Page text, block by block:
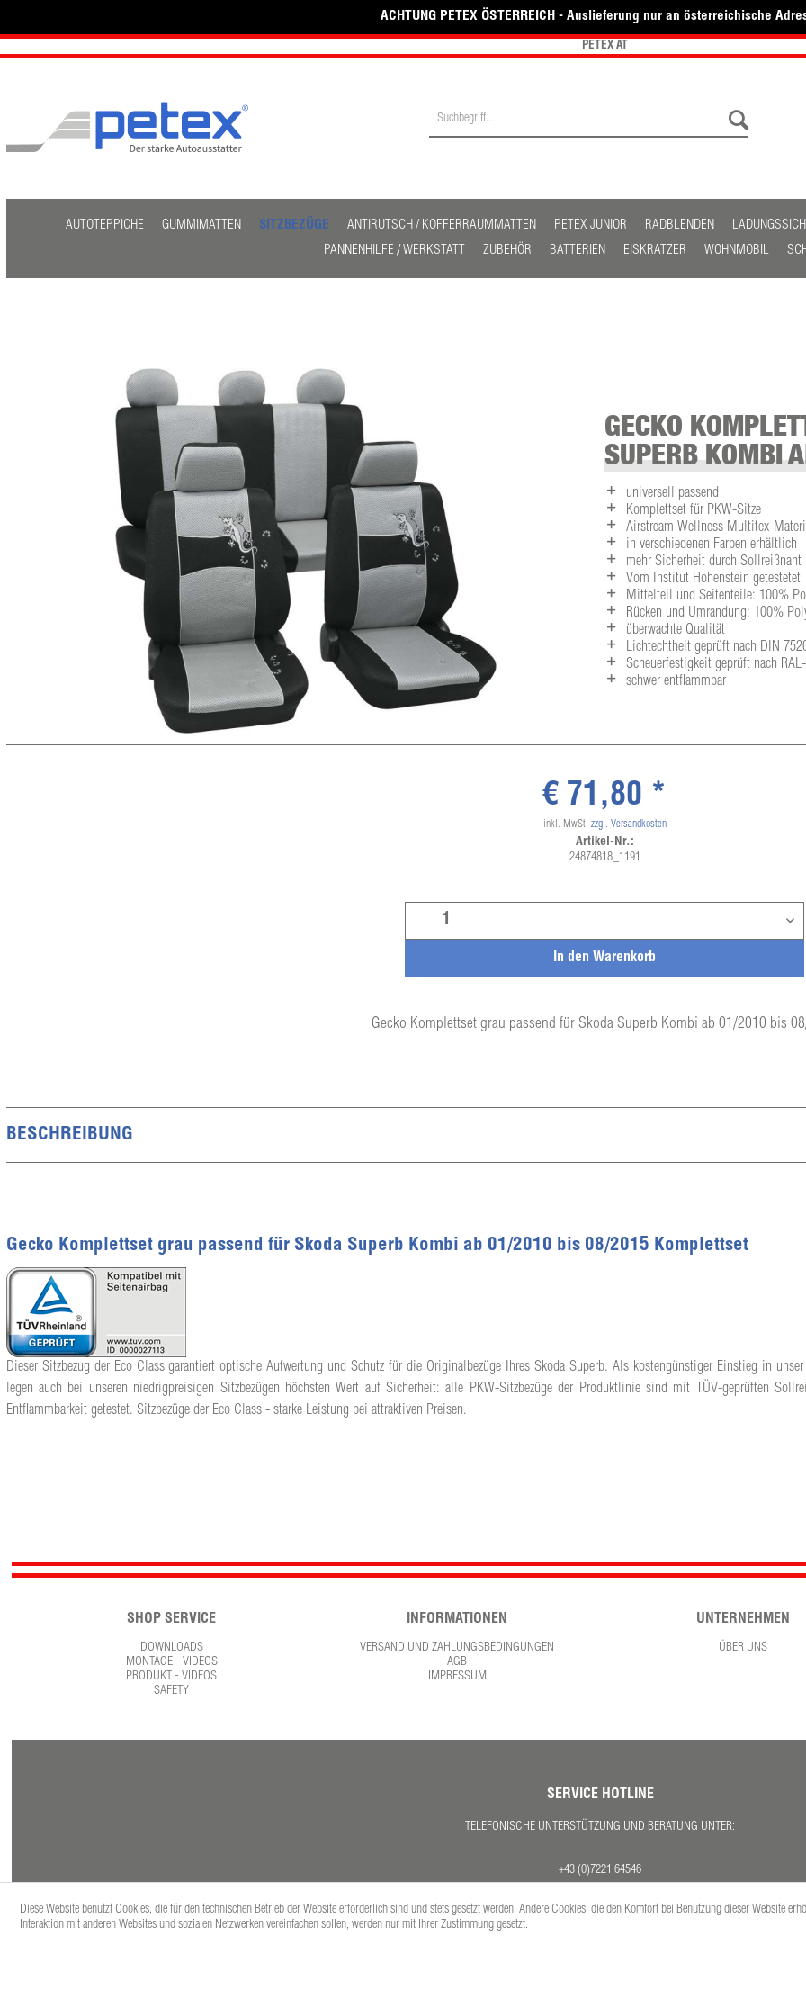
ACHTUNG PETEX ÖSTERREICH - Auslieferung nur an österreichische
PETEX AT
AUTOTEPPICHE GUMMIMATTEN SITZBEZÜGE ANTIRUTSCH / KOFFERRAUMMATTEN PETEX JUNIOR RADBLENDEN
PANNENHILFE / WERKSTATT
ZUBEHÖR BATTERIEN EISKRATZER WOHNMOBIL
GECKO
SUPERB
universell passend
Komplettset für PKW-Sitze
Airstream Wellness Multitex-
in verschiedenen Farben erhältlich
mehr Sicherheit durch Sollreißnaht
Vom Institut Hohenstein getestetet
Mittelteil und Seitenteile: 100%
Rücken und Umrandung: 100%
überwachte Qualität
Lichtechtheit geprüft nach DIN
Scheuerfestigkeit geprüft nach
schwer entflammbar
Gecko Komplettset grau passend für Skoda Superb Kombi ab 01/2010 bis
In den Warenkorb
€ 71,80 *
inkl. MwSt. zzgl. Versandkosten
Artikel-Nr.:
24874818_1191
BESCHREIBUNG
Gecko Komplettset grau passend für Skoda Superb Kombi ab 01/2010 bis 08/2015 Komplettset
Dieser Sitzbezug der Eco Class garantiert optische Aufwertung und Schutz für die Originalbezüge Ihres Skoda Superb. Als kostengünstiger Einstieg in
legen auch bei unseren niedrigpreisigen Sitzbezügen höchsten Wert auf Sicherheit: alle PKW-Sitzbezüge der Produktlinie sind mit TÜV-geprüften
Entflammbarkeit getestet. Sitzbezüge der Eco Class - starke Leistung bei attraktiven Preisen.
SHOP SERVICE
DOWNLOADS
MONTAGE - VIDEOS
PRODUKT - VIDEOS
SAFETY
INFORMATIONEN
VERSAND UND ZAHLUNGSBEDINGUNGEN
AGB
IMPRESSUM
UNTERNEHMEN
ÜBER UNS
SERVICE HOTLINE
TELEFONISCHE UNTERSTÜTZUNG UND BERATUNG UNTER:
+43 (0)7221 64546
FR. 08:00 - 12:30 UHR
Diese Website benutzt Cookies, die für den technischen Betrieb der Website erforderlich sind und stets gesetzt werden. Andere Cookies, die den Komfort bei Benutzung dieser Website
Interaktion mit anderen Websites und sozialen Netzwerken vereinfachen sollen, werden nur mit Ihrer Zustimmung gesetzt.